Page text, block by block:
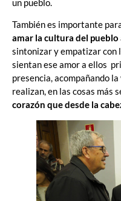
un pueblo.
También es importante
amar la cultura del pueblo
sintonizar y empatizar con
sientan ese amor a ellos
presencia, acompañando
realizan, en las cosas más
corazón que desde la